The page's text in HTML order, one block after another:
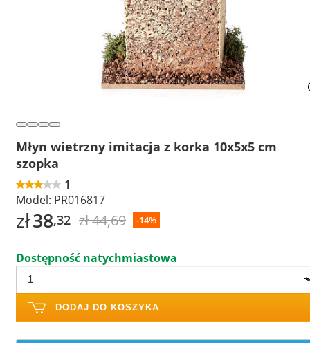
Młyn wietrzny imitacja z korka 10x5x5 cm
szopka
1
Model: PR016817
zł38,32 zł 44,69 -14%
Dostępność natychmiastowa
DODAJ DO KOSZYKA